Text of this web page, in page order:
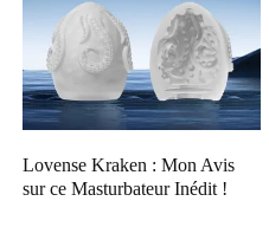
Lovense Kraken : Mon Avis
sur ce Masturbateur Inédit !